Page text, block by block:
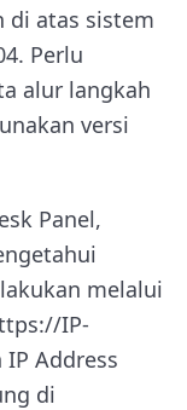
di atas sistem
Perlu
alur langkah
versi
Panel,
melalui
IP-
IP Address
di